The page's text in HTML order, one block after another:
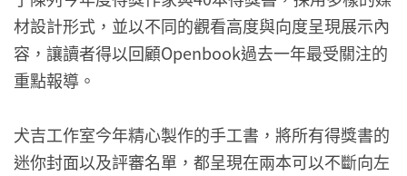
材設計形式，並以不同的觀看高度與向度呈現展示內
容，讓讀者得以回顧Openbook過去一年最受關注的
重點報導。
犬吉工作室今年精心製作的手工書，將所有得獎書的
迷你封面以及評審名單，都呈現在兩本可以不斷向左